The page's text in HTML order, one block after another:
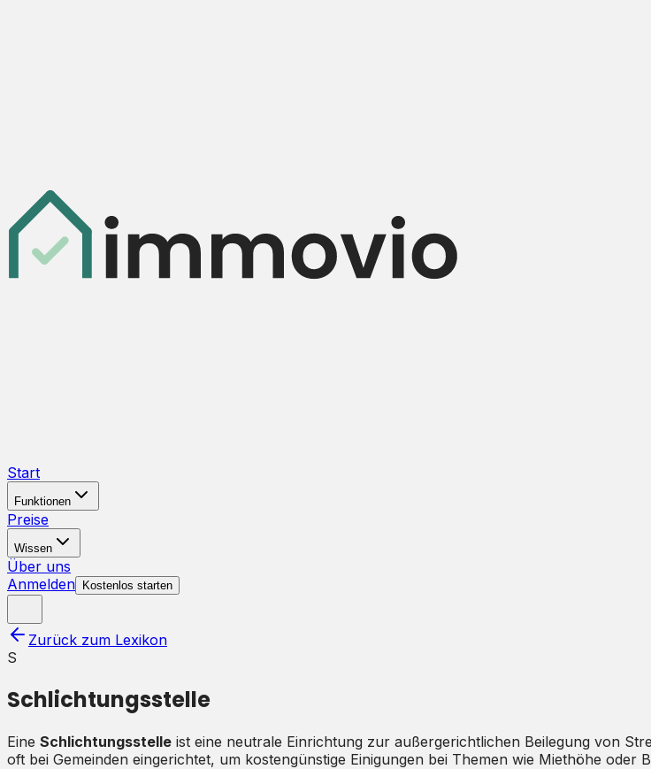
Start
Funktionen
Preise
Wissen
Über uns
Anmelden
Kostenlos starten
Zurück zum Lexikon
S
Schlichtungsstelle
Eine Schlichtungsstelle ist eine neutrale Einrichtung zur außergerichtlichen Beilegung von
oft bei Gemeinden eingerichtet, um kostengünstige Einigungen bei Themen wie Miethöhe oder